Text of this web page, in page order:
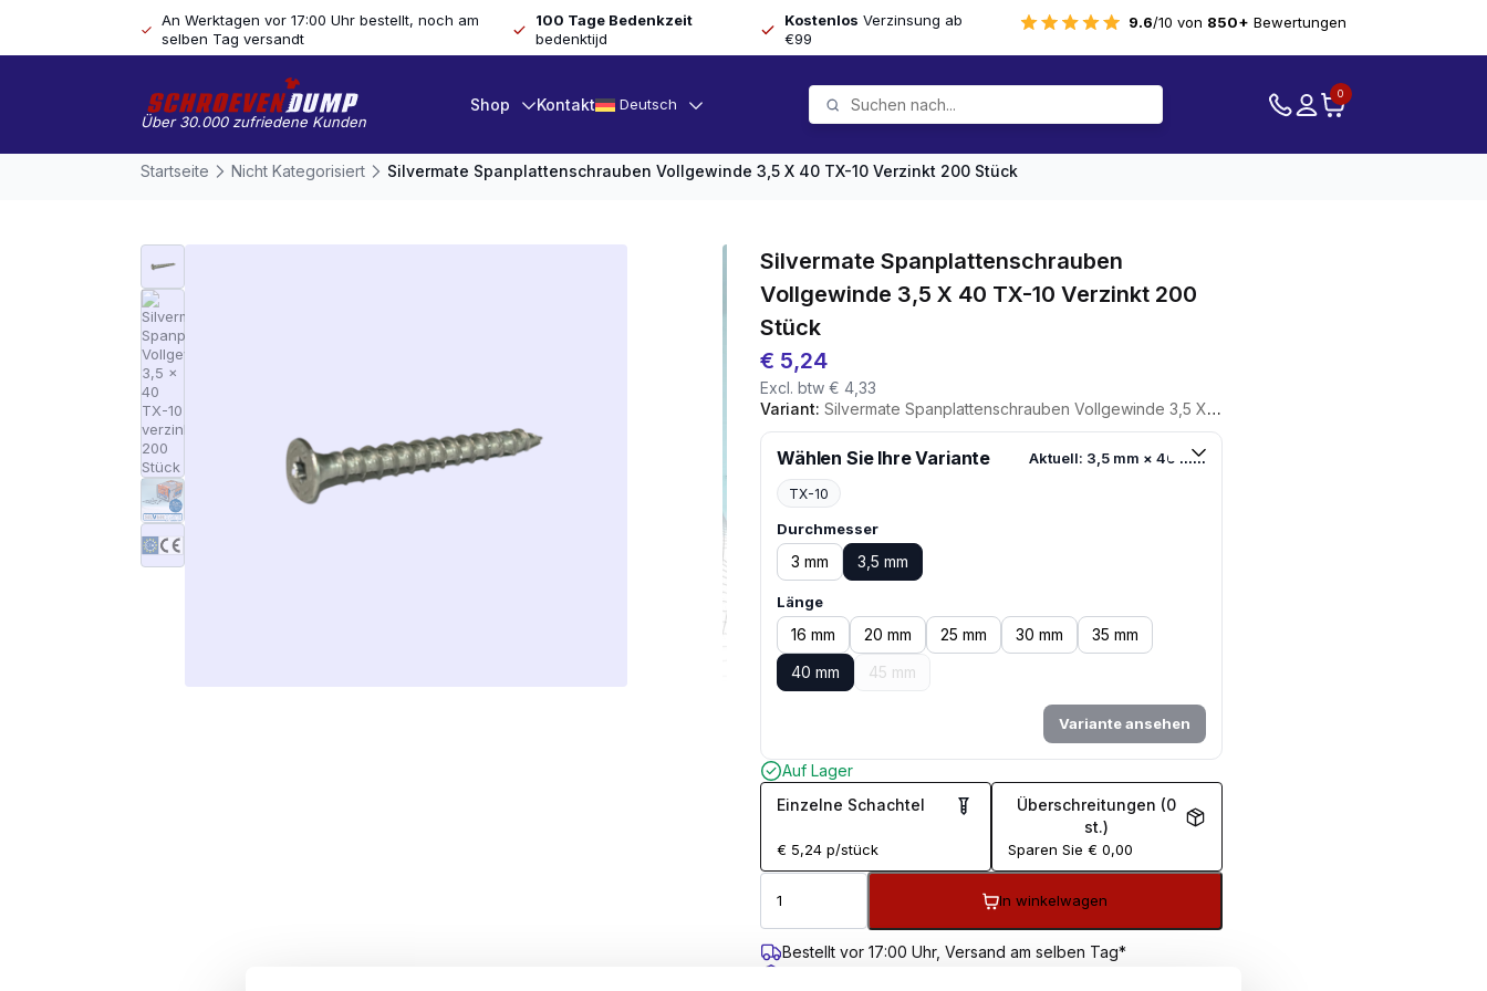
An Werktagen vor 17:00 Uhr bestellt, noch am
selben Tag versandt
100 Tage Bedenkzeit
bedenktijd
Kostenlos Verzinsung ab
€99
9.6/10 von 850+ Bewertungen
Über 30.000 zufriedene Kunden
Shop Kontakt Deutsch
0
Startseite Nicht Kategorisiert Silvermate Spanplattenschrauben Vollgewinde 3,5 X 40 TX-10 Verzinkt 200 Stück
Silvermate Spanplattenschrauben
Vollgewinde 3,5 X 40 TX-10 Verzinkt 200
Stück
€ 5,24
Excl. btw € 4,33
Variant: Silvermate Spanplattenschrauben Vollgewinde 3,5 X 40 TX-10 Verzinkt 200 Stück
Wählen Sie Ihre Variante Aktuell: 3,5 mm × 40 mm
TX-10
Durchmesser
3 mm 3,5 mm
Länge
16 mm 20 mm 25 mm 30 mm
35 mm
40 mm
45 mm
Variante ansehen
Auf Lager
Einzelne Schachtel
€ 5,24p/stück
Überschreitungen (0
st.)
Sparen Sie € 0,00
In winkelwagen
Bestellt vor 17:00 Uhr, Versand am selben Tag*